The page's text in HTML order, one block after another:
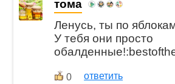
тома
Ленусь, ты по
У тебя они просто
0 ответить